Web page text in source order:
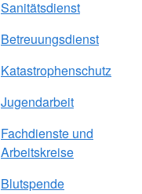
Sanitätsdienst
Betreuungsdienst
Katastrophenschutz
Jugendarbeit
Fachdienste und
Arbeitskreise
Blutspende